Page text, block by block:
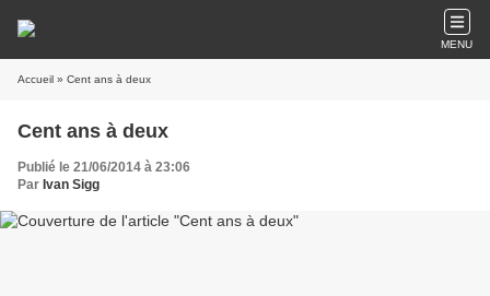
MENU
Accueil » Cent ans à deux
Cent ans à deux
Publié le 21/06/2014 à 23:06
Par Ivan Sigg